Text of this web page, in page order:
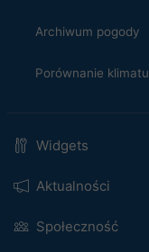
Archiwum pogody
Porównanie klimatu
Widgets
Aktualności
Społeczność